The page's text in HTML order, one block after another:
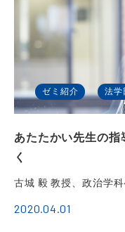
ゼミ紹介 法学
あたたかい先生の
く
古城 毅 教授、政治学
2020.04.01